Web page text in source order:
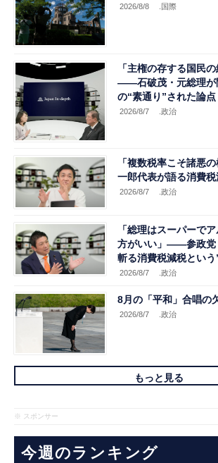
2026/8/8 .国際
「主権の存する国民
――石破茂・元総理が
の“素通り”された論点
2026/8/7 .政治
「複数税率こそ諸悪
一郎代表が語る消費
2026/8/7 .政治
「総理はスーパーで
方がいい」――参政党
斬る消費税減税という
2026/8/7 .政治
8月の「平和」合唱の
2026/8/7 .政治
もっと見る
※ スポンサー
今週のランキング